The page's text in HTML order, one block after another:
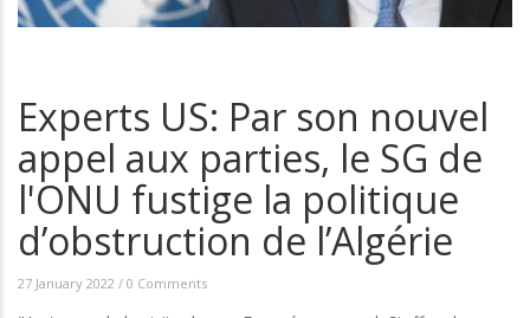
Experts US: Par son nouvel
appel aux parties, le SG de
l'ONU fustige la politique
d’obstruction de l’Algérie
27 January 2022 / 0 Comments